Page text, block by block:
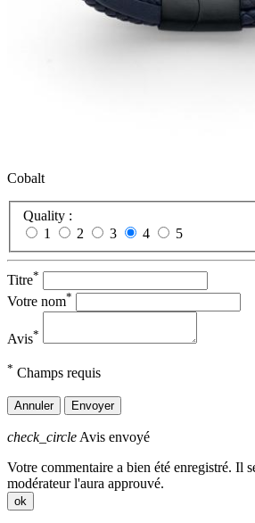
Cobalt
Quality :
1
2 3 4 5
Titre*
Votre nom*
Avis*
* Champs requis
Annuler Envoyer
check_circle Avis envoyé
Votre commentaire a bien été enregistré. Il
modérateur l'aura approuvé.
ok